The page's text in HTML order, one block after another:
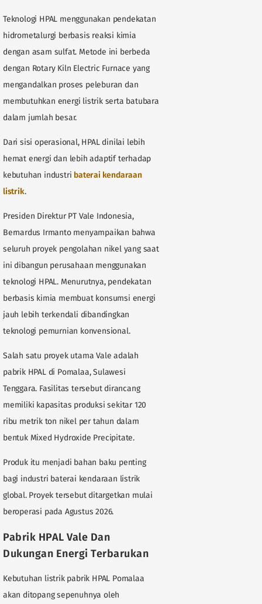
Teknologi HPAL menggunakan pendekatan
hidrometalurgi berbasis reaksi kimia
dengan asam sulfat. Metode ini berbeda
dengan Rotary Kiln Electric Furnace yang
mengandalkan proses peleburan dan
membutuhkan energi listrik serta batubara
dalam jumlah besar.
Dari sisi operasional, HPAL dinilai lebih
hemat energi dan lebih adaptif terhadap
kebutuhan industri baterai kendaraan
listrik.
Presiden Direktur PT Vale Indonesia,
Bernardus Irmanto menyampaikan bahwa
seluruh proyek pengolahan nikel yang saat
ini dibangun perusahaan menggunakan
teknologi HPAL. Menurutnya, pendekatan
berbasis kimia membuat konsumsi energi
jauh lebih terkendali dibandingkan
teknologi pemurnian konvensional.
Salah satu proyek utama Vale adalah
pabrik HPAL di Pomalaa, Sulawesi
Tenggara. Fasilitas tersebut dirancang
memiliki kapasitas produksi sekitar 120
ribu metrik ton nikel per tahun dalam
bentuk Mixed Hydroxide Precipitate.
Produk itu menjadi bahan baku penting
bagi industri baterai kendaraan listrik
global. Proyek tersebut ditargetkan mulai
beroperasi pada Agustus 2026.
Pabrik HPAL Vale Dan
Dukungan Energi Terbarukan
Kebutuhan listrik pabrik HPAL Pomalaa
akan ditopang sepenuhnya oleh